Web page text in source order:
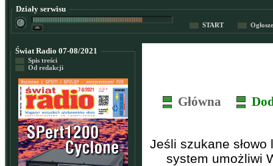
Działy serwisu
START
Świat Radio 07-08/2021
Spis treści
Od redakcji
Główna
Jeśli szukane
system umożliwi